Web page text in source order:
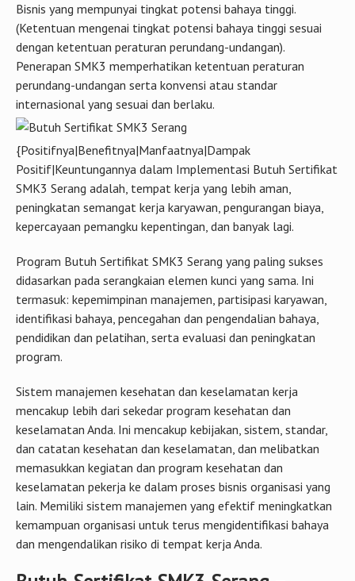
Bisnis yang mempunyai tingkat potensi bahaya tinggi.
(Ketentuan mengenai tingkat potensi bahaya tinggi sesuai
dengan ketentuan peraturan perundang-undangan).
Penerapan SMK3 memperhatikan ketentuan peraturan
perundang-undangan serta konvensi atau standar
internasional yang sesuai dan berlaku.
{Positifnya|Benefitnya|Manfaatnya|Dampak
Positif|Keuntungannya dalam Implementasi Butuh Sertifikat
SMK3 Serang adalah, tempat kerja yang lebih aman,
peningkatan semangat kerja karyawan, pengurangan biaya,
kepercayaan pemangku kepentingan, dan banyak lagi.
Program Butuh Sertifikat SMK3 Serang yang paling sukses
didasarkan pada serangkaian elemen kunci yang sama. Ini
termasuk: kepemimpinan manajemen, partisipasi karyawan,
identifikasi bahaya, pencegahan dan pengendalian bahaya,
pendidikan dan pelatihan, serta evaluasi dan peningkatan
program.
Sistem manajemen kesehatan dan keselamatan kerja
mencakup lebih dari sekedar program kesehatan dan
keselamatan Anda. Ini mencakup kebijakan, sistem, standar,
dan catatan kesehatan dan keselamatan, dan melibatkan
memasukkan kegiatan dan program kesehatan dan
keselamatan pekerja ke dalam proses bisnis organisasi yang
lain. Memiliki sistem manajemen yang efektif meningkatkan
kemampuan organisasi untuk terus mengidentifikasi bahaya
dan mengendalikan risiko di tempat kerja Anda.